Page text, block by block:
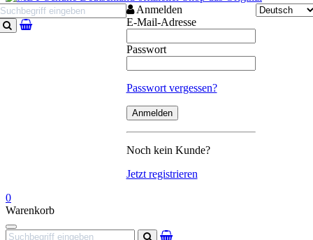
Suchen
Anmelden
E-Mail-Adresse
Passwort
Passwort vergessen?
Noch kein Kunde?
Jetzt registrieren
0
Warenkorb
Navigation